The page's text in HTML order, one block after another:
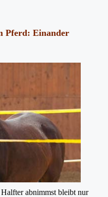
Pferd: Einander
abnimmst bleibt nur